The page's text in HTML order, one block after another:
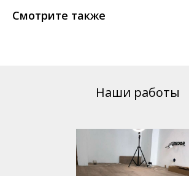
Смотрите также
Наши работы